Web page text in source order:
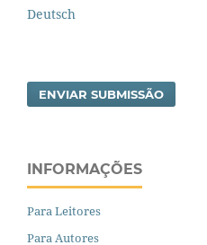
Deutsch
ENVIAR SUBMISSÃO
INFORMAÇÕES
Para Leitores
Para Autores